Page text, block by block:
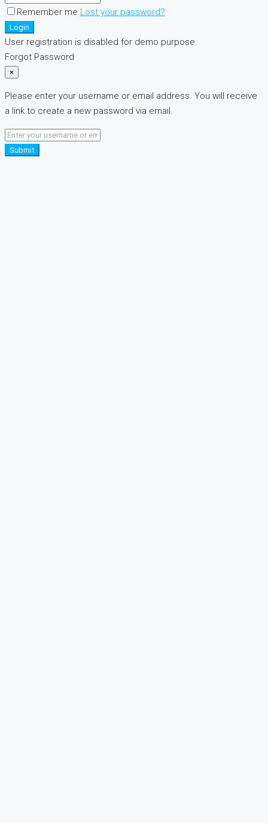
Remember me Lost your password?
Login
User registration is disabled for demo purpose.
Forgot Password
×
Please enter your username or email address. You will receive
a link to create a new password via email.
Submit